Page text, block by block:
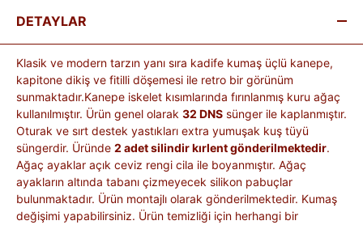
DETAYLAR
Klasik ve modern tarzın yanı sıra kadife kumaş üçlü kanepe,
kapitone dikiş ve fitilli döşemesi ile retro bir görünüm
sunmaktadır.Kanepe iskelet kısımlarında fırınlanmış kuru ağaç
kullanılmıştır. Ürün genel olarak 32 DNS sünger ile kaplanmıştır.
Oturak ve sırt destek yastıkları extra yumuşak kuş tüyü
süngerdir. Üründe 2 adet silindir kırlent gönderilmektedir.
Ağaç ayaklar açık ceviz rengi cila ile boyanmıştır. Ağaç
ayakların altında tabanı çizmeyecek silikon pabuçlar
bulunmaktadır. Ürün montajlı olarak gönderilmektedir. Kumaş
değişimi yapabilirsiniz. Ürün temizliği için herhangi bir